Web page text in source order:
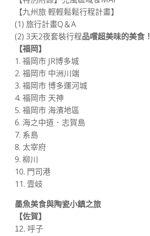
【九州旅 輕輕鬆鬆行程計畫】
(1) 旅行計畫Q＆A
(2) 3天2夜套裝行程品嚐超美味的美食！
【福岡】
1. 福岡市 JR博多城
2. 福岡市 中洲川端
3. 福岡市 博多運河城
4. 福岡市 天神
5. 福岡市 海濱地區
6. 海之中道．志賀島
7. 系島
8. 太宰府
9. 柳川
10. 門司港
11. 壹岐
墨魚美食與陶瓷小鎮之旅
【佐賀】
12. 呼子